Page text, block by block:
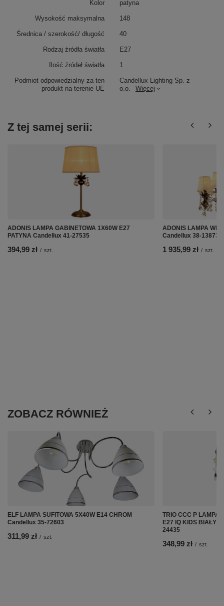
Podmiot odpowiedzialny za ten
produkt na terenie UE
Candellux Lighting Sp. z
o.o.
Więcej
Kolor patyna
Wysokość maksymalna 148
Średnica / szerokość/ długość 40
Rodzaj źródła światła E27
Ilość źródeł światła 1
Z tej samej serii:
ADONIS LAMPA GABINETOWA 1X60W E27
PATYNA Candellux 41-27535
394,99 zł / szt.
ADONIS LAMPA
Candellux 38-13873
1 935,99 zł / szt.
ZOBACZ RÓWNIEŻ
ELF LAMPA SUFITOWA 5X40W E14 CHROM
Candellux 35-72603
311,99 zł / szt.
TRIO CCC P LAMPA
E27 IQ KIDS
24435
348,99 zł / szt.